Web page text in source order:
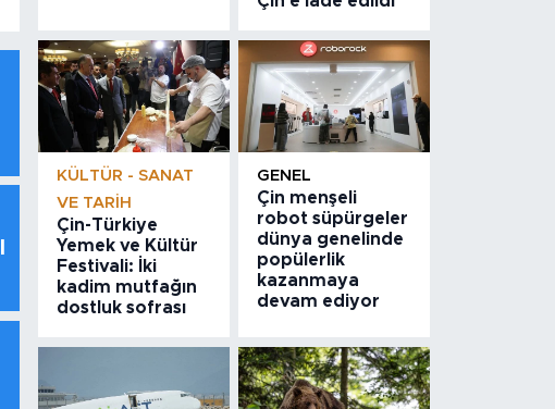
KÜLTÜR - SANAT
VE TARIH
Çin-Türkiye
Yemek ve Kültür
Festivali: İki
kadim mutfağın
dostluk sofrası
GENEL
Çin menşeli
robot süpürgeler
dünya genelinde
popülerlik
kazanmaya
devam ediyor